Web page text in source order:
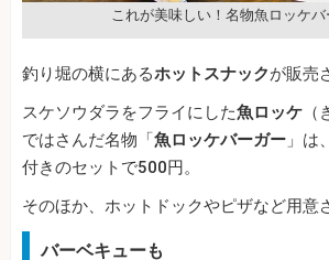
これが美味しい！名物魚ロッケバ
釣り堀の横にあるホットスナックが販売
スケソウダラをフライにした魚ロッケ
ではさんだ名物「魚ロッケバーガー 」は
付きのセットで500円。
そのほか、ホットドックやピザなど用意
バーベキューも